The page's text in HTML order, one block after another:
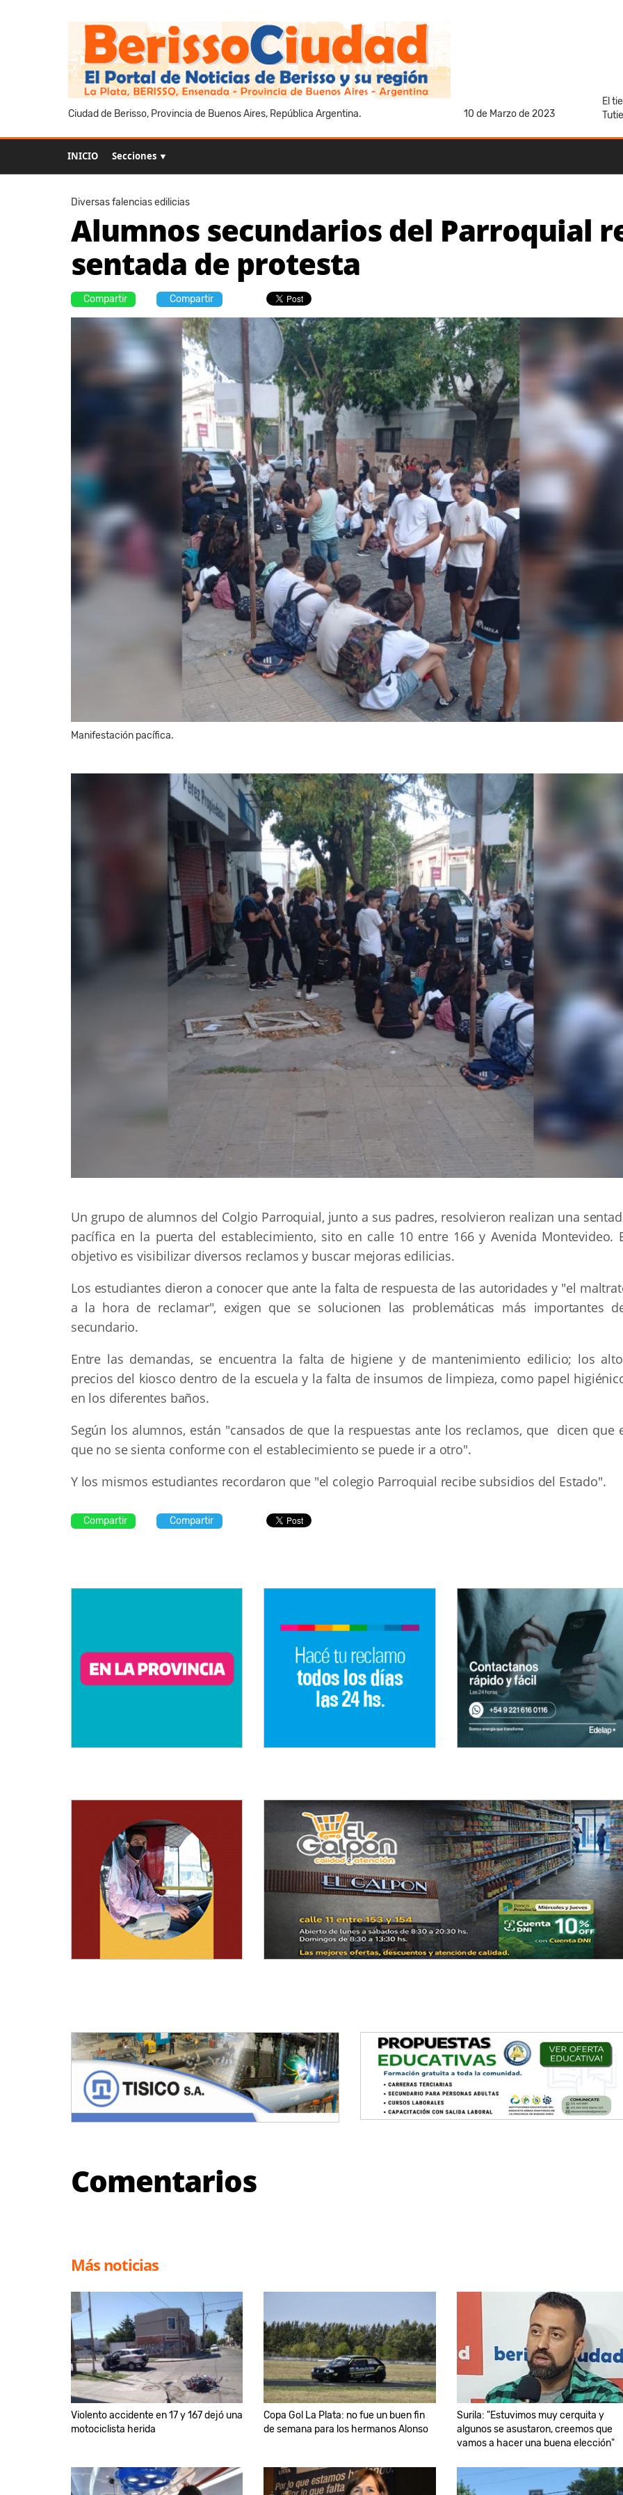
Ciudad de Berisso, Provincia de Buenos Aires, República Argentina. 10 de Marzo de 2023
El
INICIO Secciones ▼
Diversas falencias edilicias
Alumnos secundarios del Parroquial
sentada de protesta
Compartir Compartir
Manifestación pacífica.
Un grupo de alumnos del Colgio Parroquial, junto a sus padres, resolvieron realizan una
pacífica en la puerta del establecimiento, sito en calle 10 entre 166 y Avenida Montevideo.
objetivo es visibilizar diversos reclamos y buscar mejoras edilicias.
Los estudiantes dieron a conocer que ante la falta de respuesta de las autoridades y "el
a la hora de reclamar", exigen que se solucionen las problemáticas más importantes
secundario.
Entre las demandas, se encuentra la falta de higiene y de mantenimiento edilicio; los
precios del kiosco dentro de la escuela y la falta de insumos de limpieza, como papel
en los diferentes baños.
Según los alumnos, están "cansados de que la respuestas ante los reclamos, que dicen que
que no se sienta conforme con el establecimiento se puede ir a otro".
Y los mismos estudiantes recordaron que "el colegio Parroquial recibe subsidios del Estado".
Compartir Compartir
Comentarios
Más noticias
Violento accidente en 17 y 167 dejó una
motociclista herida
Copa Gol La Plata: no fue un buen fin
de semana para los hermanos Alonso
Surila: "Estuvimos muy cerquita y
algunos se asustaron, creemos que
vamos a hacer una buena elección"